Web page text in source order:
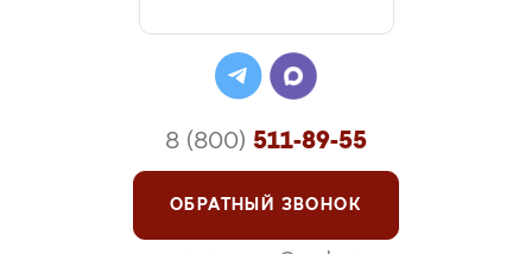
8 (800) 511-89-55
ОБРАТНЫЙ ЗВОНОК